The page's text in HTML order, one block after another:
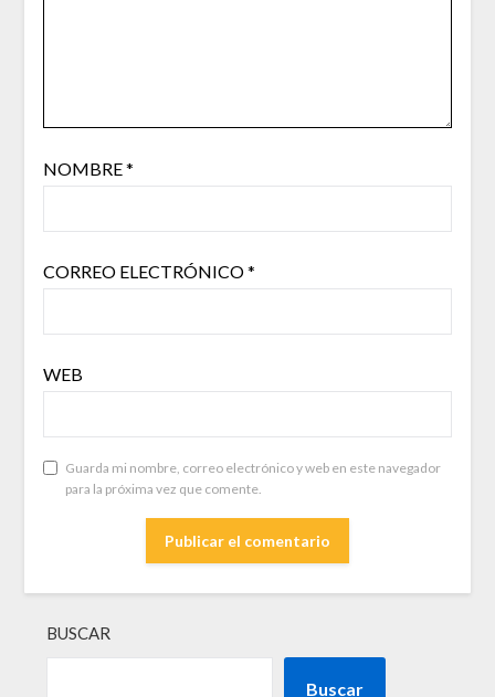
NOMBRE*
CORREO ELECTRÓNICO*
WEB
Guarda mi nombre, correo electrónico y web en este navegador
para la próxima vez que comente.
BUSCAR
Buscar